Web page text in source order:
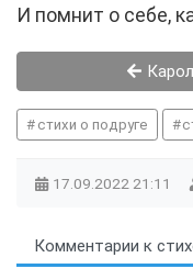
И помнит о себе,
стихи о подруге
17.09.2022 21:11
Комментарии к